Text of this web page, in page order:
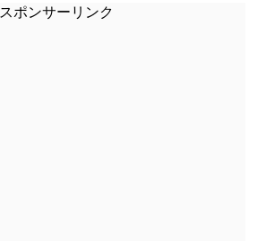
スポンサーリンク